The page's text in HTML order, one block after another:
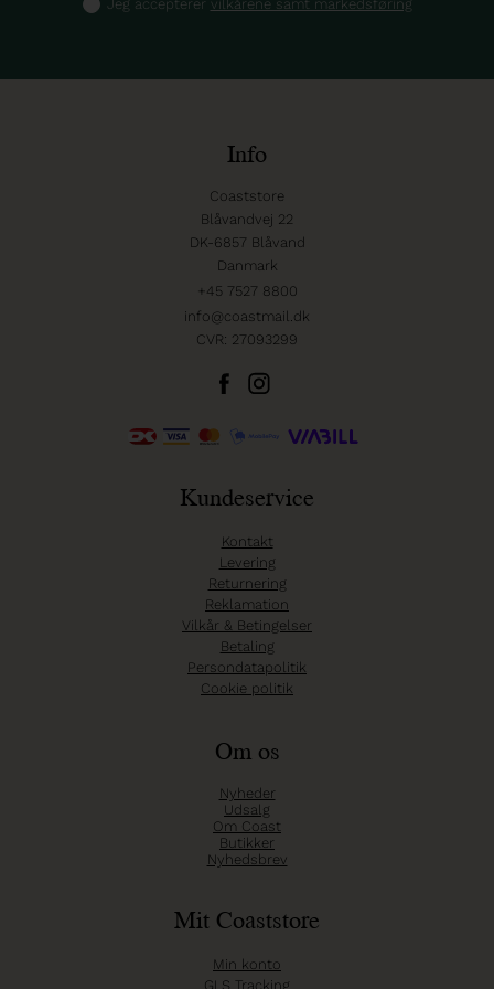
Jeg accepterer vilkårene samt markedsføring
Info
Coaststore
Blåvandvej 22
DK-6857 Blåvand
Danmark
+45 7527 8800
info@coastmail.dk
CVR: 27093299
Kundeservice
Kontakt
Levering
Returnering
Reklamation
Vilkår & Betingelser
Betaling
Persondatapolitik
Cookie politik
Om os
Nyheder
Udsalg
Om Coast
Butikker
Nyhedsbrev
Mit Coaststore
Min konto
GLS Tracking